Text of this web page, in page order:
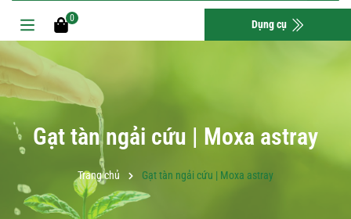
0 Dụng cụ
Gạt tàn ngải cứu | Moxa astray
Trang chủ Gạt tàn ngải cứu | Moxa astray